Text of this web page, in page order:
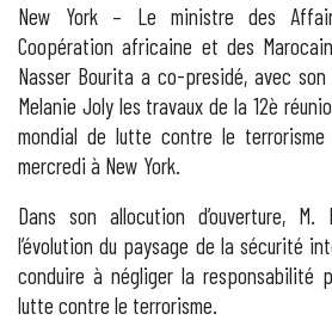
New York – Le ministre des
Coopération africaine et des
Nasser Bourita a co-presidé, avec son
Melanie Joly les travaux de la 12è
mondial de lutte contre le terrorisme
mercredi à New York.
Dans son allocution d’ouverture,
l’évolution du paysage de la sécurité
conduire à négliger la responsabilité
lutte contre le terrorisme.